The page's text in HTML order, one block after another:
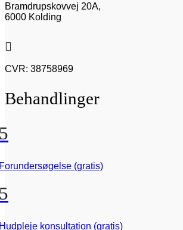
Bramdrupskovvej 20A,
6000 Kolding

CVR: 38758969
Behandlinger
(gratis)
konsultation (gratis)